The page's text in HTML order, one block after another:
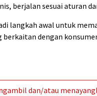
berjalan sesuai aturan
langkah awal untuk
dengan
dan/atau